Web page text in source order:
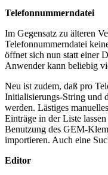
Telefonnummerndatei
Im Gegensatz zu älteren
Telefonnummerndatei
öffnet sich nun statt einer
Anwender kann beliebig
Neu ist zudem, daß pro
Initialisierungs-String und
werden. Lästiges
Einträge in der Liste
Benutzung des GEM-
importieren. Auch eine
Editor